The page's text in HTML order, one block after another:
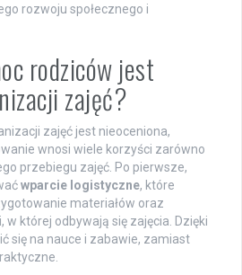
rozwoju społecznego i
rodziców jest
zajęć?
zajęć jest nieoceniona,
wnosi wiele korzyści zarówno
przebiegu zajęć. Po pierwsze,
wparcie logistyczne, które
materiałów oraz
której odbywają się zajęcia. Dzięki
się na nauce i zabawie, zamiast